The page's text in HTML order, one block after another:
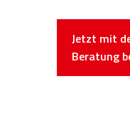
Jetzt mit
Beratung